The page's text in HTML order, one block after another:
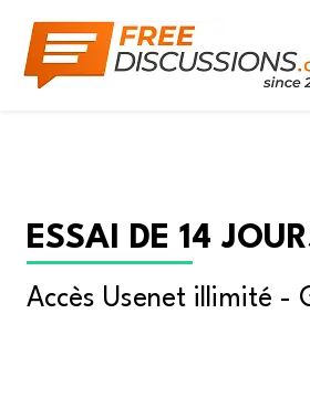
ESSAI DE 14
Accès Usenet illimité -